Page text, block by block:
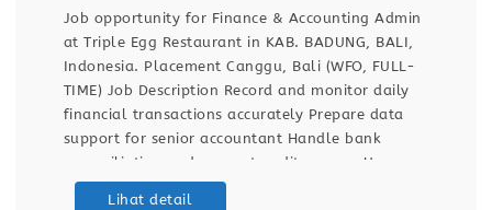
Job opportunity for Finance & Accounting Admin
at Triple Egg Restaurant in KAB. BADUNG, BALI,
Indonesia. Placement Canggu, Bali (WFO, FULL-
TIME) Job Description Record and monitor daily
financial transactions accurately Prepare data
support for senior accountant Handle bank
reconciliation and support audit process Use
Accurate.id and Excel for financial reporting
Lihat detail